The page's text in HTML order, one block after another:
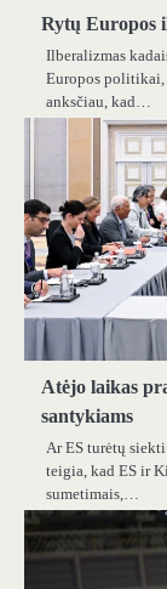
Rytų Europos
Ilberalizmas
Europos politikai,
anksčiau, kad…
Atėjo laikas
santykiams
Ar ES turėtų
teigia, kad ES ir
sumetimais,…